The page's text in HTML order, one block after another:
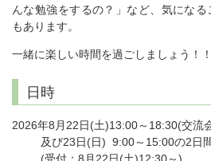
んな勉強をするの？」など、気にな
もあります。
一緒に楽しい時間を過ごしましょう！！
日時
2026年8月22日(土)13:00～18:30(交流
及び23日(日) 9:00～15:00の2日